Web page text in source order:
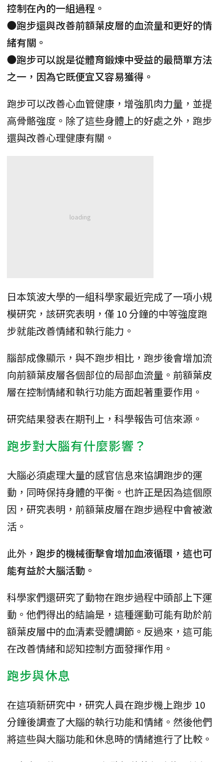
控制在內的一組過程。
●跑步還與改善前額葉皮層的血流量和更好的情
緒有關。
●跑步可以說是從體育鍛煉中受益的最簡單方法
之一，因為它既便宜又容易獲得。
跑步可以改善心血管健康，增強肌肉力量，並提
高骨骼強度。除了這些身體上的好處之外，跑步
還與改善心理健康有關。
日本筑波大學的一組科學家最近完成了一項小規
模研究，該研究表明，僅 10 分鐘的中等強度跑
步就能改善情緒和執行能力。
腦部成像顯示，與不跑步相比，跑步後會增加流
向前額葉皮層各個部位的局部血流量。前額葉皮
層在控制情緒和執行功能方面起著重要作用。
研究結果發表在期刊上，科學報告可信來源。
跑步對大腦有什麼影響？
大腦必須處理大量的感官信息來協調跑步的運
動，同時保持身體的平衡。也許正是因為這個原
因，研究表明，前額葉皮層在跑步過程中會被激
活。
此外， 跑步的機械衝擊會增加血液循環，這也可
能有益於大腦活動。
科學家們還研究了動物在跑步過程中頭部上下運
動。他們得出的結論是，這種運動可能有助於前
額葉皮層中的血清素受體調節。反過來，這可能
在改善情緒和認知控制方面發揮作用。
跑步與休息
在這項新研究中，研究人員在跑步機上跑步 10
分鐘後調查了大腦的執行功能和情緒。然後他們
將這些與大腦功能和休息時的情緒進行了比較。